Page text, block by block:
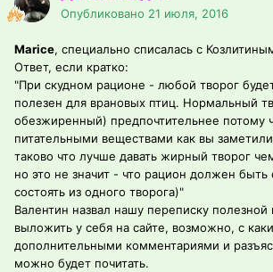
Опубликовано 21 июля, 2016
Marice, специально списалась с
Ответ, если кратко:
"При скудном рационе - любой творог
полезен для врановых птиц. Нормальный
обезжиренный) предпочтительнее потому
питательными веществами как вы
таково что лучше давать жирный творог
но это не значит - что рацион должен быть
состоять из одного творога)"
Валентин назвал нашу переписку
выложить у себя на сайте, возможно, с
дополнительными комментариями и
можно будет почитать.